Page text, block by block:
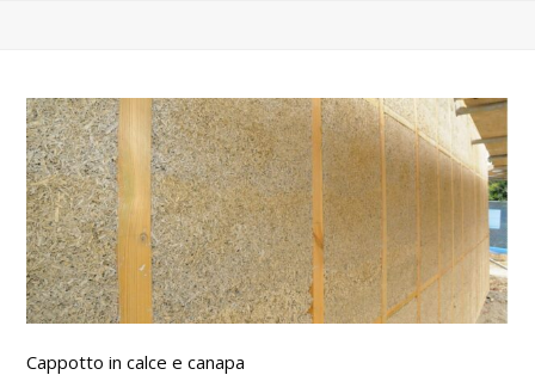
Cappotto in calce e canapa